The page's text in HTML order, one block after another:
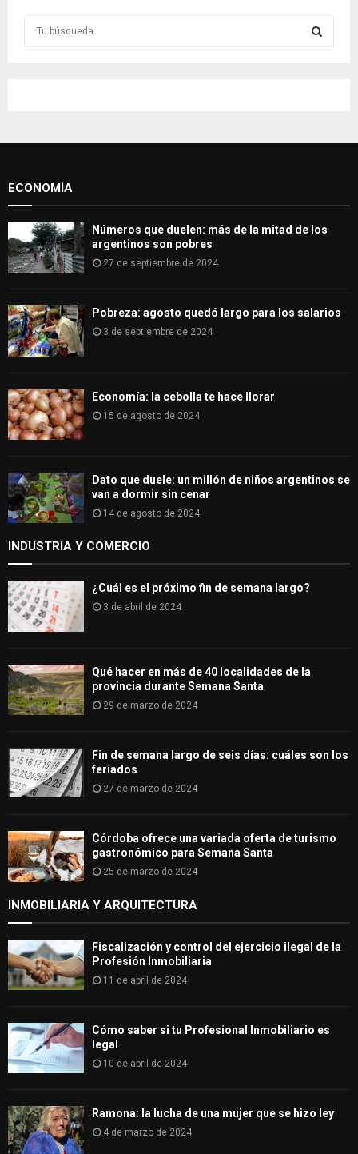
o
H
ECONOMÍA
Números que duelen: más de la mitad de los
argentinos son pobres
27 de septiembre de 2024
Pobreza: agosto quedó largo para los salarios
3 de septiembre de 2024
Economía: la cebolla te hace llorar
15 de agosto de 2024
Dato que duele: un millón de niños argentinos se
van a dormir sin cenar
14 de agosto de 2024
INDUSTRIA Y COMERCIO
¿Cuál es el próximo fin de semana largo?
3 de abril de 2024
Qué hacer en más de 40 localidades de la
provincia durante Semana Santa
29 de marzo de 2024
Fin de semana largo de seis días: cuáles son los
feriados
27 de marzo de 2024
Córdoba ofrece una variada oferta de turismo
gastronómico para Semana Santa
25 de marzo de 2024
INMOBILIARIA Y ARQUITECTURA
Fiscalización y control del ejercicio ilegal de la
Profesión Inmobiliaria
11 de abril de 2024
Cómo saber si tu Profesional Inmobiliario es
legal
10 de abril de 2024
Ramona: la lucha de una mujer que se hizo ley
4 de marzo de 2024